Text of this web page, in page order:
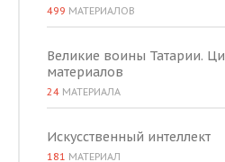
499 МАТЕРИАЛОВ
Великие воины Татарии.
материалов
24 МАТЕРИАЛА
Искусственный интеллект
181 МАТЕРИАЛ